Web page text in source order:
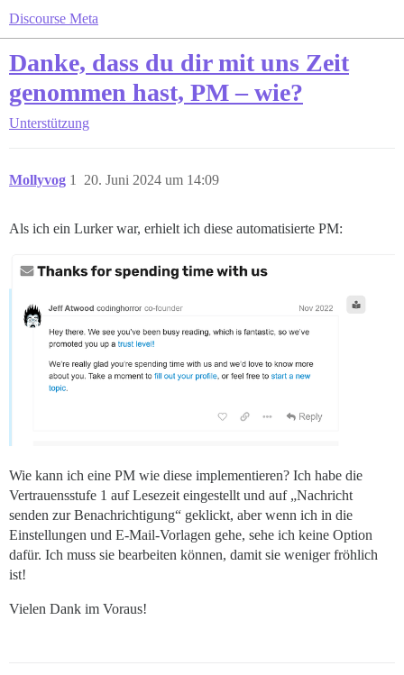
Discourse Meta
Danke, dass du dir mit uns Zeit
genommen hast, PM – wie?
Unterstützung
Mollyvog 20. Juni 2024 um 14:09
1
Als ich ein Lurker war, erhielt ich diese automatisierte PM:
Wie kann ich eine PM wie diese implementieren? Ich habe die
Vertrauensstufe 1 auf Lesezeit eingestellt und auf „Nachricht
senden zur Benachrichtigung“ geklickt, aber wenn ich in die
Einstellungen und E-Mail-Vorlagen gehe, sehe ich keine Option
dafür. Ich muss sie bearbeiten können, damit sie weniger fröhlich
ist!
Vielen Dank im Voraus!